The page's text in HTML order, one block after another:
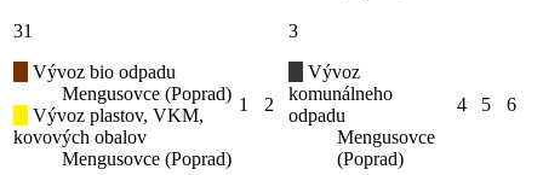
31
Vývoz bio odpadu
Mengusovce (Poprad)
Vývoz plastov, VKM,
kovových obalov
Mengusovce (Poprad)
1 2
3
Vývoz
komunálneho
odpadu
Mengusovce
(Poprad)
4 5 6